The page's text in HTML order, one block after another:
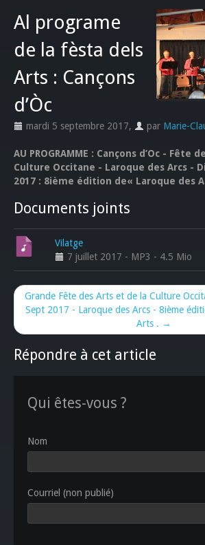
Al programe
de la fèsta dels
Arts : Cançons
d’Òc
mardi 5 septembre 2017, par Marie-
AU PROGRAMME : Cançons d’Oc - Fête
Culture Occitane - Laroque des Arcs -
2017 : 8ième édition de« Laroque des
Documents joints
Vilatge
7 juillet 2017 - MP3 - 4.5 Mio
Grande Fête des Arts et de la Culture
Sept 2017 - Laroque des Arcs - 8ième
Arts . →
Répondre à cet article
Qui êtes-vous ?
Nom
Courriel (non publié)